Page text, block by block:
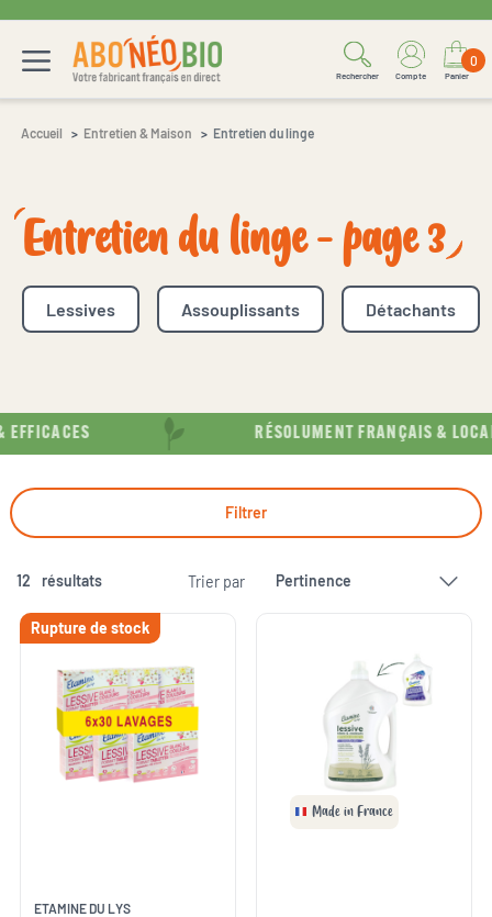
Rechercher Compte
0
Panier
Accueil Entretien & Maison Entretien du linge
Entretien du linge - page 3
Lessives Assouplissants Détachants
RÉSOLUMENT FRANÇAIS & LOCAL
Filtrer
12 résultats Trier par
Rupture de stock
ETAMINE DU LYS
Made in France